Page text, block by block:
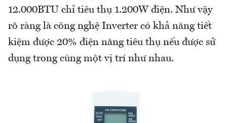
12.000BTU chỉ tiêu thụ 1.200W điện. Như vậy
rõ ràng là công nghệ Inverter có khả năng tiết
kiệm được 20% điện năng tiêu thụ nếu được sử
dụng trong cùng một vị trí như nhau.